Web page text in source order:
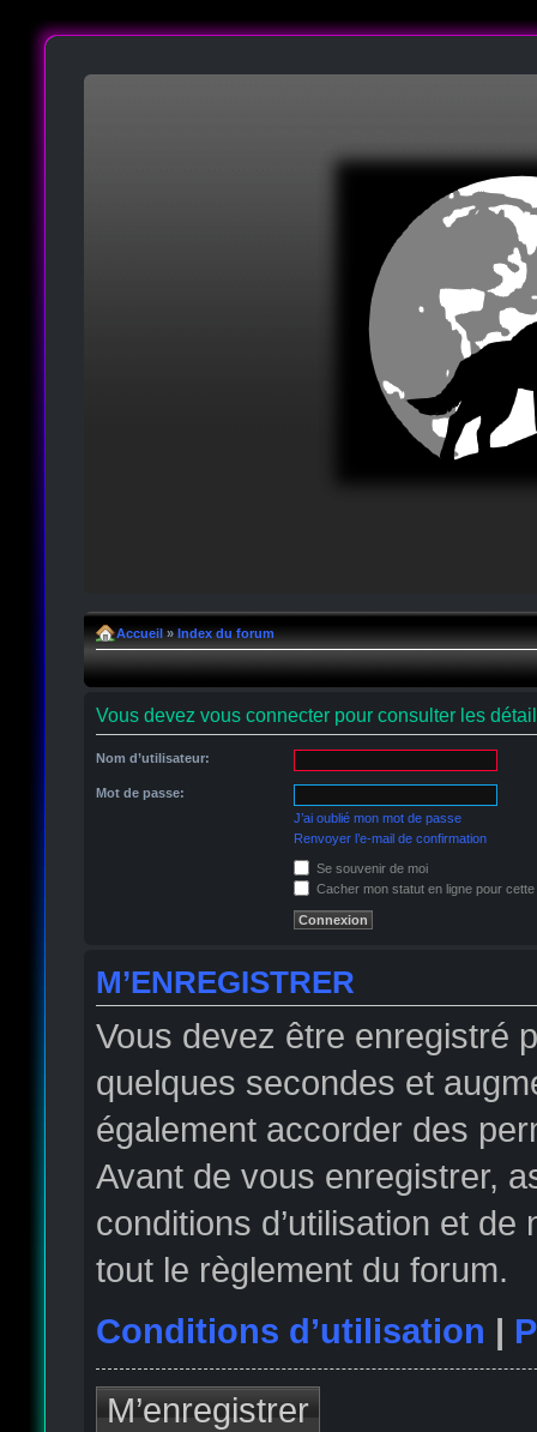
Accueil » Index du forum
Vous devez vous connecter pour consulter les
Nom d’utilisateur:
Mot de passe:
J’ai oublié mon mot de passe
Renvoyer l’e-mail de confirmation
Se souvenir de moi
Cacher mon statut en ligne pour
M’ENREGISTRER
Vous devez être enregistré
quelques secondes et
également accorder des
Avant de vous enregistrer,
conditions d’utilisation et
tout le règlement du forum.
Conditions d’utilisation |
M’enregistrer